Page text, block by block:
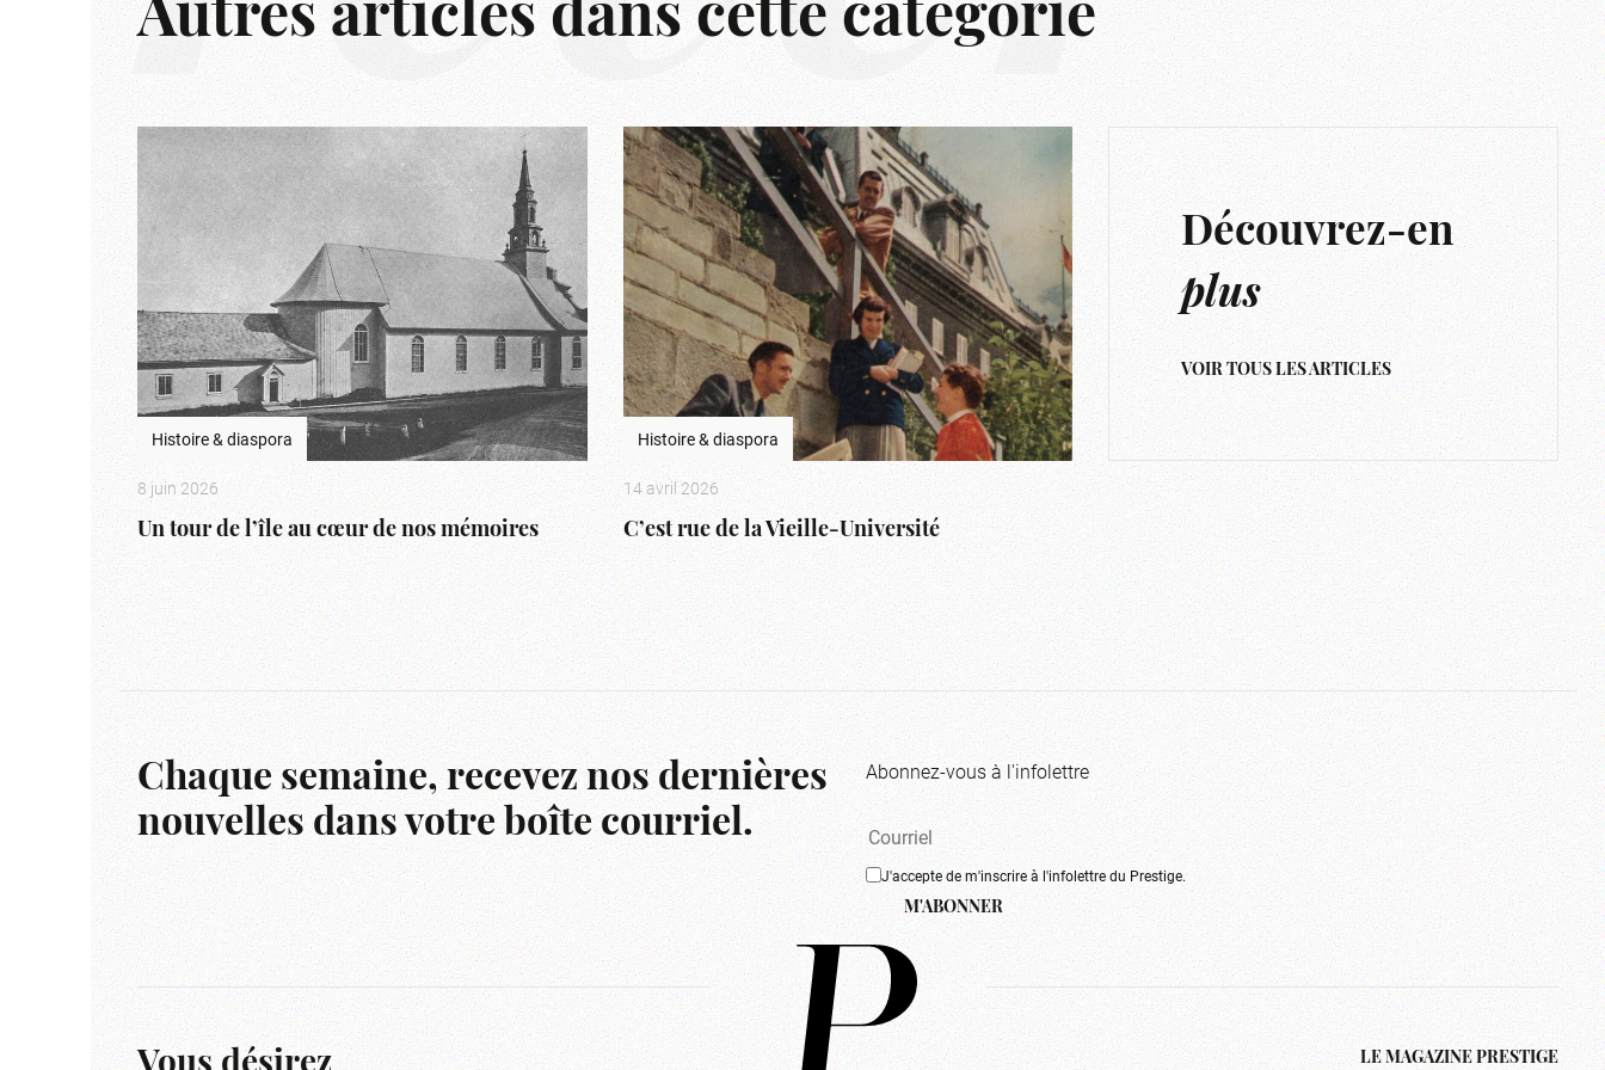
Autres articles dans cette catégorie
Histoire & diaspora
8 juin 2026
Un tour de l’île au cœur de nos mémoires
Histoire & diaspora
14 avril 2026
C’est rue de la Vieille-Université
Découvrez-en
plus
VOIR TOUS LES ARTICLES
Chaque semaine, recevez nos dernières
nouvelles dans votre boîte courriel.
Abonnez-vous à l'infolettre
J'accepte de m'inscrire à l'infolettre du Prestige.
M'ABONNER
LE MAGAZINE PRESTIGE